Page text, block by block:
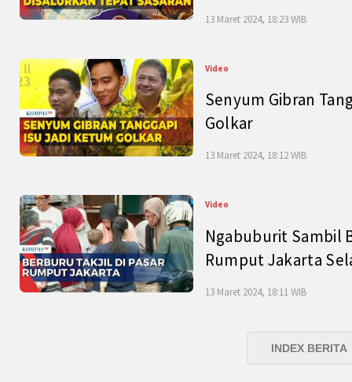
13 Maret 2024, 18:23 WIB
Video
Senyum Gibran
Golkar
13 Maret 2024, 18:12 WIB
Video
Ngabuburit Sambil
Rumput Jakarta
13 Maret 2024, 18:11 WIB
INDEX BERITA